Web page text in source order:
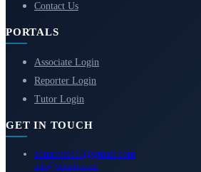
Contact Us
PORTALS
Associate Login
Reporter Login
Tutor Login
GET IN TOUCH
eduadvice11@gmail.com
info@eduadvice.in